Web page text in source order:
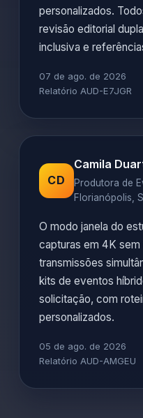
personalizados.
revisão editorial
inclusiva e
07 de ago. de 2026
Relatório AUD-E7JGR
CD
Camila
Produtora de
Florianópolis,
O modo janela do
capturas em 4K
transmissões
kits de eventos
solicitação, com
personalizados.
05 de ago. de 2026
Relatório AUD-AMGEU